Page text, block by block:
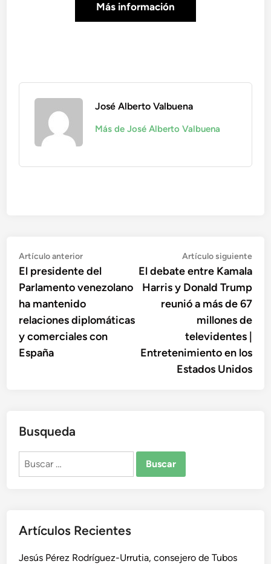
Más información
José Alberto Valbuena
Más de José Alberto Valbuena
Navegación
de
entradas
Artículo anteriorArtículo
anterior:
El presidente del
Parlamento venezolano
ha mantenido
relaciones diplomáticas
y comerciales con
España
Artículo siguiente
El debate entre Kamala
Harris y Donald Trump
reunió a más de 67
millones de
televidentes |
Entretenimiento en los
Estados Unidos
Busqueda
Buscar:
Artículos Recientes
Jesús Pérez Rodríguez-Urrutia, consejero de Tubos